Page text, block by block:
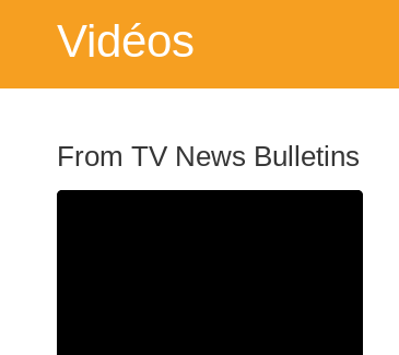
Vidéos
From TV News Bulletins